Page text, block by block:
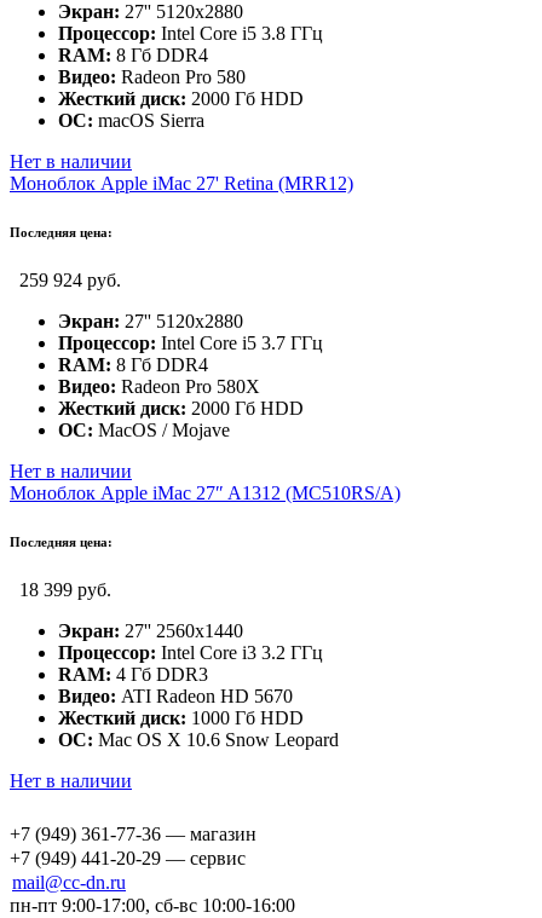
Экран: 27'' 5120x2880
Процессор: Intel Core i5 3.8 ГГц
RAM: 8 Гб DDR4
Видео: Radeon Pro 580
Жесткий диск: 2000 Гб HDD
ОС: macOS Sierra
Нет в наличии
Моноблок Apple iMac 27' Retina (MRR12)
Последняя цена:
259 924 руб.
Экран: 27'' 5120x2880
Процессор: Intel Core i5 3.7 ГГц
RAM: 8 Гб DDR4
Видео: Radeon Pro 580X
Жесткий диск: 2000 Гб HDD
ОС: MacOS / Mojave
Нет в наличии
Моноблок Apple iMac 27″ A1312 (MC510RS/A)
Последняя цена:
18 399 руб.
Экран: 27'' 2560x1440
Процессор: Intel Core i3 3.2 ГГц
RAM: 4 Гб DDR3
Видео: ATI Radeon HD 5670
Жесткий диск: 1000 Гб HDD
ОС: Mac OS X 10.6 Snow Leopard
Нет в наличии
+7 (949) 361-77-36 — магазин
+7 (949) 441-20-29 — сервис
mail@cc-dn.ru
пн-пт 9:00-17:00, сб-вс 10:00-16:00